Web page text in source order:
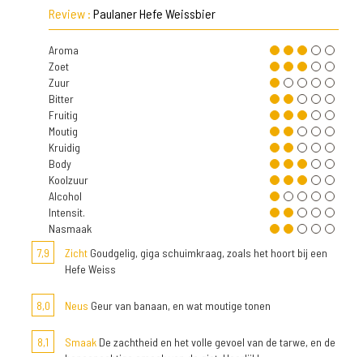
Review : Paulaner Hefe Weissbier
Aroma
Zoet
Zuur
Bitter
Fruitig
Moutig
Kruidig
Body
Koolzuur
Alcohol
Intensit.
Nasmaak
7,9
Zicht Goudgelig, giga schuimkraag, zoals het hoort bij een
Hefe Weiss
8,0 Neus Geur van banaan, en wat moutige tonen
8,1 Smaak De zachtheid en het volle gevoel van de tarwe, en de